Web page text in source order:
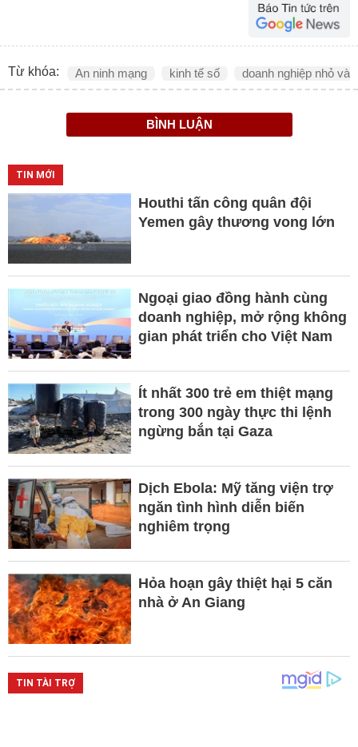
Từ khóa: An ninh mạng kinh tế số doanh nghiệp nhỏ và
BÌNH LUẬN
TIN MỚI
Houthi tấn công quân đội
Yemen gây thương vong lớn
Ngoại giao đồng hành cùng
doanh nghiệp, mở rộng không
gian phát triển cho Việt Nam
Ít nhất 300 trẻ em thiệt mạng
trong 300 ngày thực thi lệnh
ngừng bắn tại Gaza
Dịch Ebola: Mỹ tăng viện trợ
ngăn tình hình diễn biến
nghiêm trọng
Hỏa hoạn gây thiệt hại 5 căn
nhà ở An Giang